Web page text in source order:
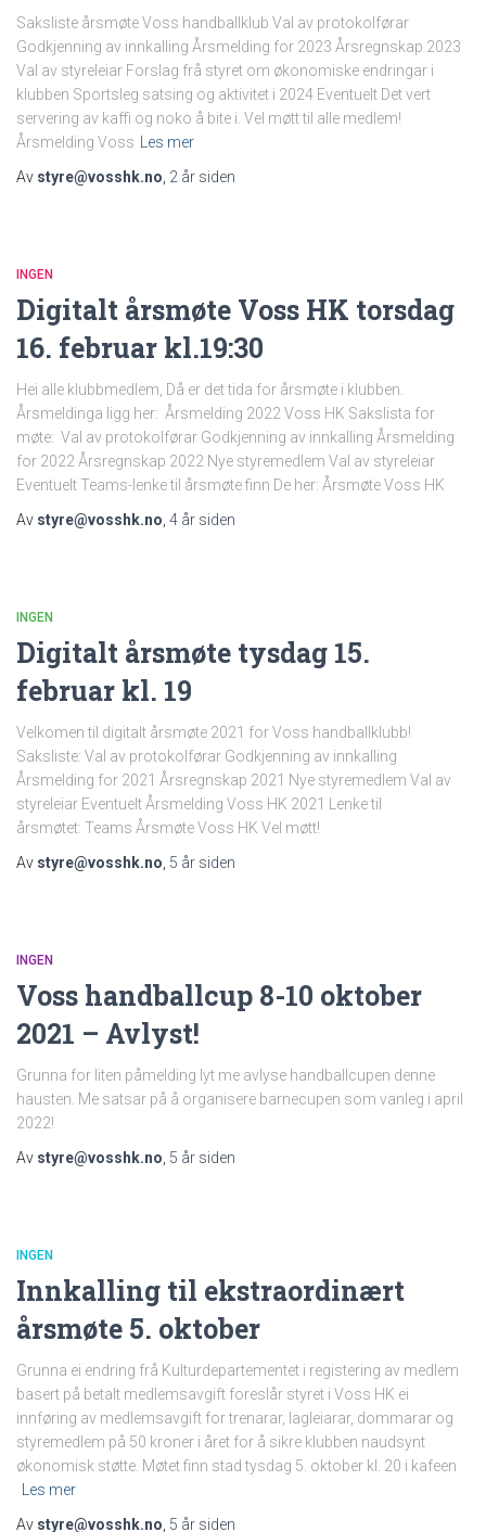
Saksliste årsmøte Voss handballklub Val av protokolførar
Godkjenning av innkalling Årsmelding for 2023 Årsregnskap 2023
Val av styreleiar Forslag frå styret om økonomiske endringar i
klubben Sportsleg satsing og aktivitet i 2024 Eventuelt Det vert
servering av kaffi og noko å bite i. Vel møtt til alle medlem!
Årsmelding Voss
Les mer
Av styre@vosshk.no 2 år siden
INGEN
Digitalt årsmøte Voss HK torsdag
16. februar kl.19:30
Hei alle klubbmedlem, Då er det tida for årsmøte i klubben.
Årsmeldinga ligg her: Årsmelding 2022 Voss HK Sakslista for
møte: Val av protokolførar Godkjenning av innkalling Årsmelding
for 2022 Årsregnskap 2022 Nye styremedlem Val av styreleiar
Eventuelt Teams-lenke til årsmøte finn De her: Årsmøte Voss HK
Av styre@vosshk.no 4 år siden
INGEN
Digitalt årsmøte tysdag 15.
februar kl. 19
Velkomen til digitalt årsmøte 2021 for Voss handballklubb!
Saksliste: Val av protokolførar Godkjenning av innkalling
Årsmelding for 2021 Årsregnskap 2021 Nye styremedlem Val av
styreleiar Eventuelt Årsmelding Voss HK 2021 Lenke til
årsmøtet: Teams Årsmøte Voss HK Vel møtt!
Av styre@vosshk.no 5 år siden
INGEN
Voss handballcup 8-10 oktober
2021 – Avlyst!
Grunna for liten påmelding lyt me avlyse handballcupen denne
hausten. Me satsar på å organisere barnecupen som vanleg i april
2022!
Av styre@vosshk.no 5 år siden
INGEN
Innkalling til ekstraordinært
årsmøte 5. oktober
Grunna ei endring frå Kulturdepartementet i registering av medlem
basert på betalt medlemsavgift foreslår styret i Voss HK ei
innføring av medlemsavgift for trenarar, lagleiarar, dommarar og
styremedlem på 50 kroner i året for å sikre klubben naudsynt
økonomisk støtte. Møtet finn stad tysdag 5. oktober kl. 20 i kafeen
Les mer
Av styre@vosshk.no 5 år siden